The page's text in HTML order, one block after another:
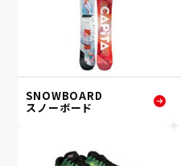
SNOWBOARD
スノーボード